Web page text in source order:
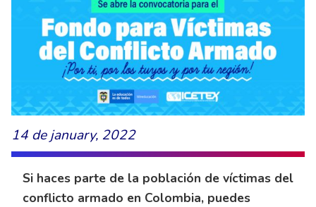
14 de january, 2022
Si haces parte de la población de víctimas del
conflicto armado en Colombia, puedes